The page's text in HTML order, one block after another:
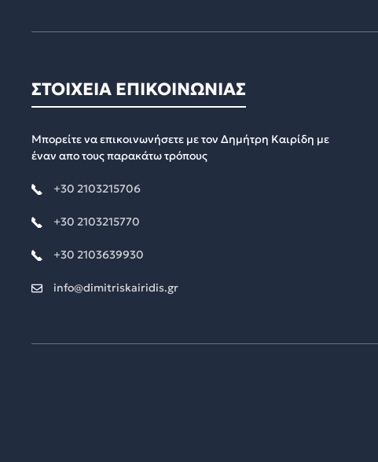
ΣΤΟΙΧΕΙΑ ΕΠΙΚΟΙΝΩΝΙΑΣ
Μπορείτε να επικοινωνήσετε με τον Δημήτρη Καιρίδη με
έναν απο τους παρακάτω τρόπους
+30 2103215706
+30 2103215770
+30 2103639930
info@dimitriskairidis.gr